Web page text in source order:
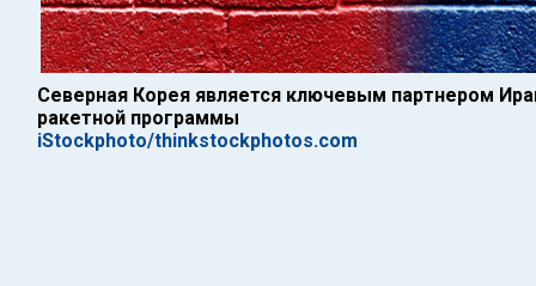
Северная Корея является ключевым партнером
ракетной программы
iStockphoto/thinkstockphotos.com